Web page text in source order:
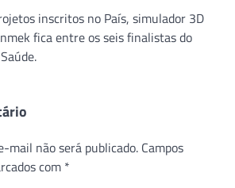
inscritos no País, simulador 3D
fica entre os seis finalistas do
mail não será publicado. Campos
com *